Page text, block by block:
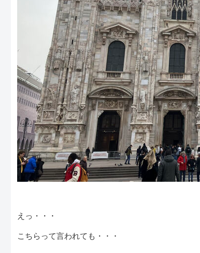
えっ・・・
こちらって言われても・・・